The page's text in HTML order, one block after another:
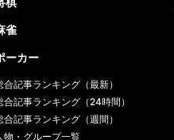
雀
ーカー
合記事ランキング（最新）
合記事ランキング（24時間）
合記事ランキング（週間）
物・グループ一覧